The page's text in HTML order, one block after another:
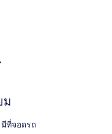
ม
มีที่จอดรถ